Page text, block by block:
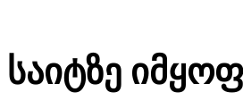
საიტზე